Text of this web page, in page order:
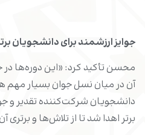
جوایز ارزشمند برای دانشجویان
محسن تأکید کرد: «این دوره‌ها
آن در میان نسل جوان بسیار مهم
دانشجویان شرکت‌کننده تقدیر و
برتر اهدا شد تا از تلاش‌ها و برتری